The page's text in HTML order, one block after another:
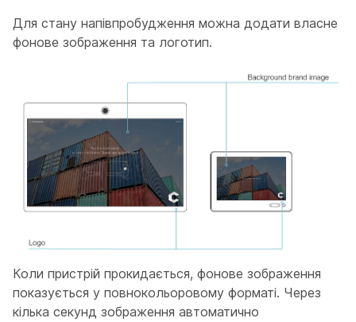
Для стану напівпробудження можна додати власне
фонове зображення та логотип.
Коли пристрій прокидається, фонове зображення
показується у повнокольоровому форматі. Через
кілька секунд зображення автоматично